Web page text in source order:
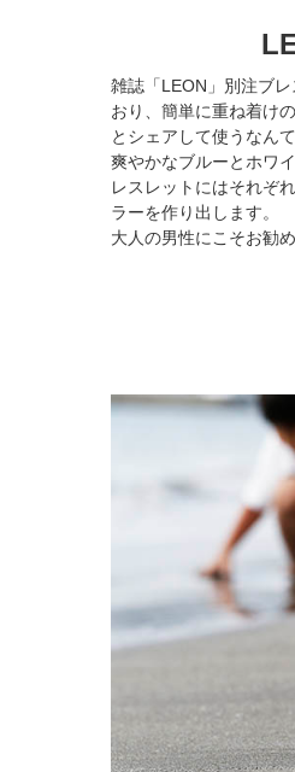
雑誌「LEON」別注ブ
おり、簡単に重ね着け
とシェアして使うなん
爽やかなブルーとホワ
レスレットにはそれぞ
ラーを作り出します。
大人の男性にこそお勧